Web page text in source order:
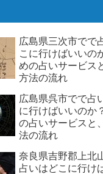
広島県三次市でで
こに行けばいいの
めの占いサービス
方法の流れ
広島県呉市でで占
に行けばいいのか
の占いサービスと
法の流れ
奈良県吉野郡上北
占いはどこに行け